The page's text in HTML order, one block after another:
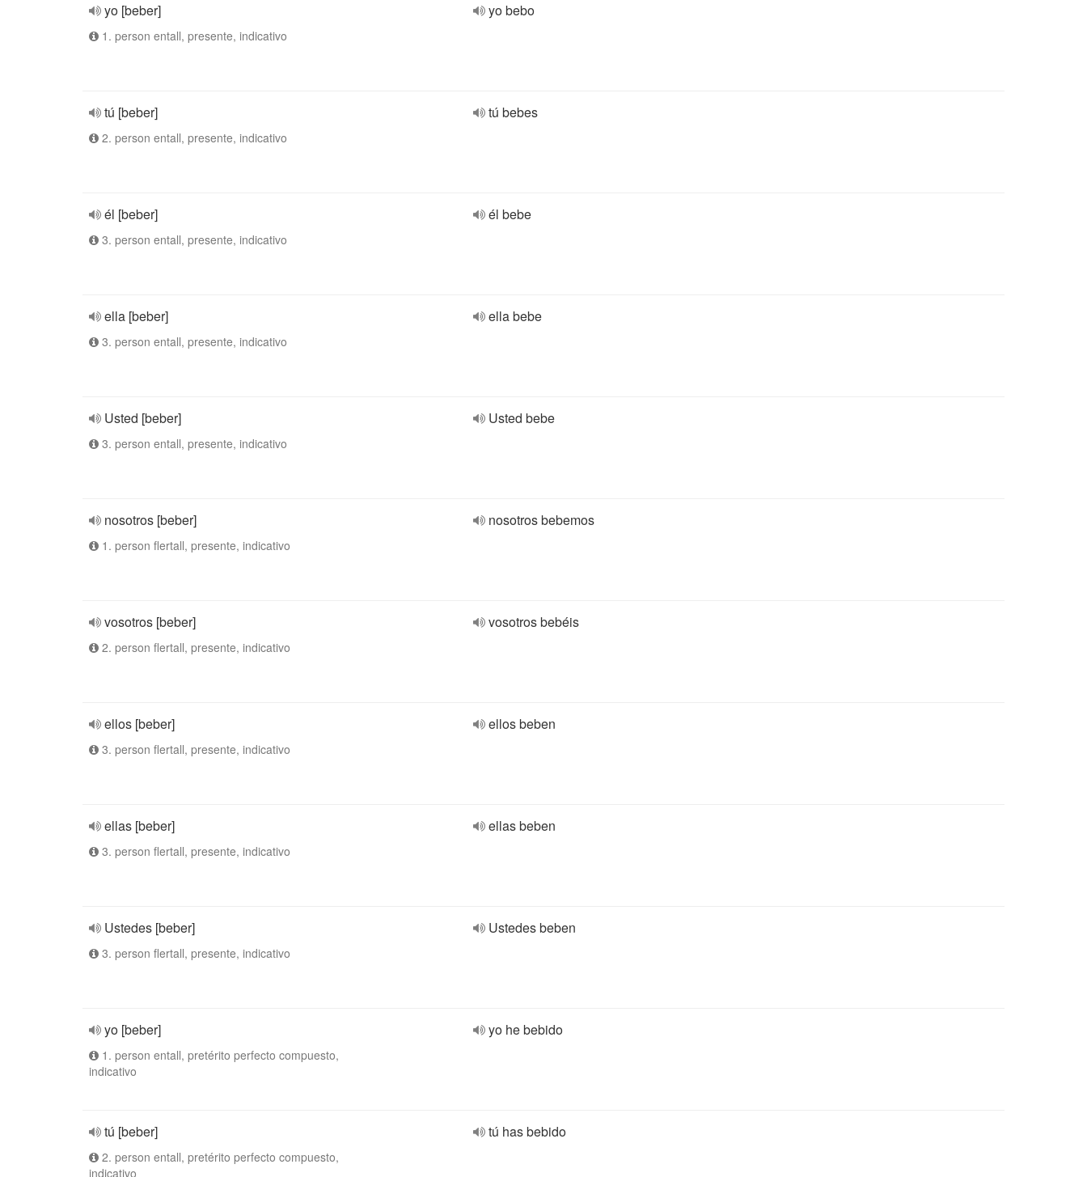
yo [beber]
1. person entall, presente, indicativo
yo bebo
tú [beber]
2. person entall, presente, indicativo
tú bebes
él [beber]
3. person entall, presente, indicativo
él bebe
ella [beber]
3. person entall, presente, indicativo
ella bebe
Usted [beber]
3. person entall, presente, indicativo
Usted bebe
nosotros [beber]
1. person flertall, presente, indicativo
nosotros bebemos
vosotros [beber]
2. person flertall, presente, indicativo
vosotros bebéis
ellos [beber]
3. person flertall, presente, indicativo
ellos beben
ellas [beber]
3. person flertall, presente, indicativo
ellas beben
Ustedes [beber]
3. person flertall, presente, indicativo
Ustedes beben
yo [beber]
1. person entall, pretérito perfecto compuesto,
indicativo
yo he bebido
tú [beber]
2. person entall, pretérito perfecto compuesto,
indicativo
tú has bebido